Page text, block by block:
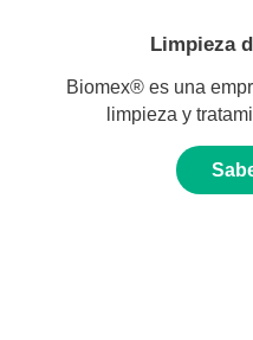
Limpieza
Biomex® es una
limpieza y